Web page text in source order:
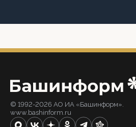
© 1992-2026 АО ИА «Башинформ».
www.bashinform.ru